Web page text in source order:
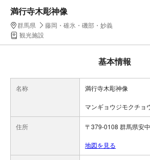
満行寺木彫神像
群馬県
藤岡・碓氷・磯部・妙義
観光施設
基本情報
名称 満行寺木彫神像
マンギョウジモクチョ
住所 〒379-0108 群馬県安
地図を見る